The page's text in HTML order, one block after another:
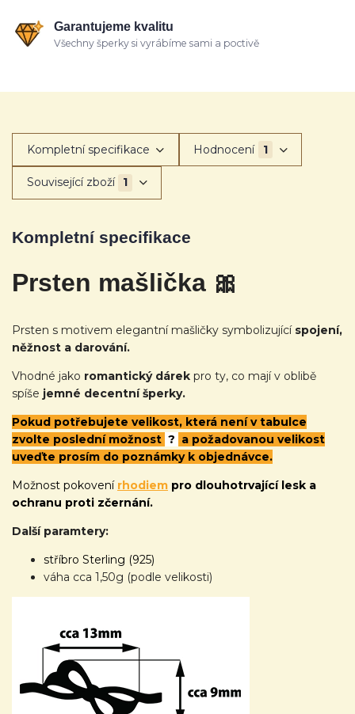
Garantujeme kvalitu
Všechny šperky si vyrábíme sami a poctivě
Kompletní specifikace Hodnocení 1
Související zboží 1
Kompletní specifikace
Prsten mašlička 🎀
Prsten s motivem elegantní mašličky symbolizující spojení,
něžnost a darování.
Vhodné jako romantický dárek pro ty, co mají v oblibě
spíše jemné decentní šperky.
Pokud potřebujete velikost, která není v tabulce
zvolte poslední možnost ? a požadovanou velikost
uveďte prosím do poznámky k objednávce.
Možnost pokovení rhodiem pro dlouhotrvající lesk a
ochranu proti zčernání.
Další paramtery:
stříbro Sterling (925)
váha cca 1,50g (podle velikosti)